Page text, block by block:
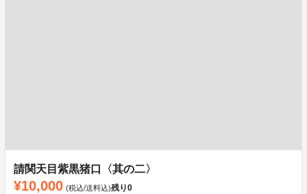
請関天目紫黒猪口〈其の二〉
¥10,000 (税込/送料込)残り0